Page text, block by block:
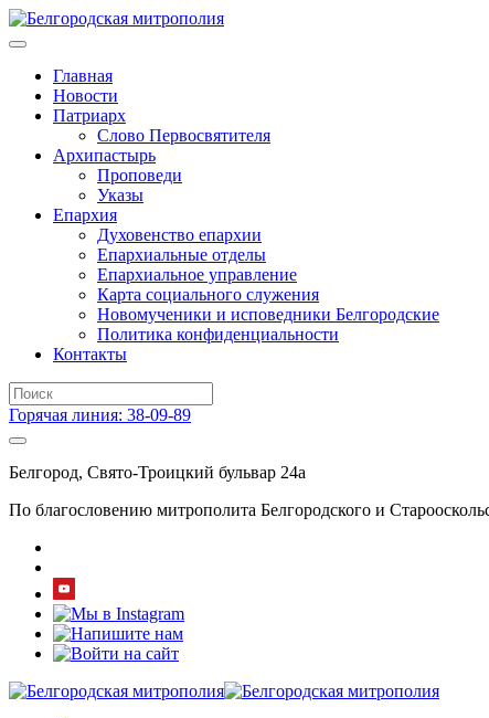
Главная
Новости
Патриарх
Слово Первосвятителя
Архипастырь
Проповеди
Указы
Епархия
Духовенство епархии
Епархиальные отделы
Епархиальное управление
Карта социального служения
Новомученики и исповедники Белгородские
Политика конфиденциальности
Контакты
Горячая линия: 38-09-89
Белгород, Свято-Троицкий бульвар 24а
По благословению митрополита Белгородского и